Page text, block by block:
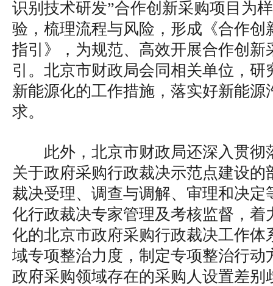
识别技术研发”合作创新采购项目为
验，梳理流程与风险，形成《合作创
指引》，为规范、高效开展合作创新
引。北京市财政局会同相关单位，研
新能源化的工作措施，落实好新能源
求。
此外，北京市财政局还深入贯彻
关于政府采购行政裁决示范点建设的
裁决受理、调查与调解、审理和决定
化行政裁决专家管理及考核监督，着
化的北京市政府采购行政裁决工作体
域专项整治力度，制定专项整治行动
政府采购领域存在的采购人设置差别